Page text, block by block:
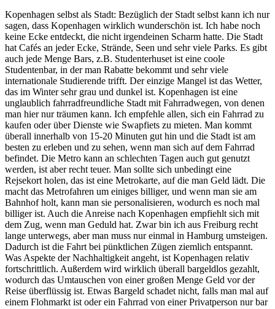
Kopenhagen selbst als Stadt: Bezüglich der Stadt selbst kann ich nur
sagen, dass Kopenhagen wirklich wunderschön ist. Ich habe noch
keine Ecke entdeckt, die nicht irgendeinen Scharm hatte. Die Stadt
hat Cafés an jeder Ecke, Strände, Seen und sehr viele Parks. Es gibt
auch jede Menge Bars, z.B. Studenterhuset ist eine coole
Studentenbar, in der man Rabatte bekommt und sehr viele
internationale Studierende trifft. Der einzige Mangel ist das Wetter,
das im Winter sehr grau und dunkel ist. Kopenhagen ist eine
unglaublich fahrradfreundliche Stadt mit Fahrradwegen, von denen
man hier nur träumen kann. Ich empfehle allen, sich ein Fahrrad zu
kaufen oder über Dienste wie Swapfiets zu mieten. Man kommt
überall innerhalb von 15-20 Minuten gut hin und die Stadt ist am
besten zu erleben und zu sehen, wenn man sich auf dem Fahrrad
befindet. Die Metro kann an schlechten Tagen auch gut genutzt
werden, ist aber recht teuer. Man sollte sich unbedingt eine
Rejsekort holen, das ist eine Metrokarte, auf die man Geld lädt. Die
macht das Metrofahren um einiges billiger, und wenn man sie am
Bahnhof holt, kann man sie personalisieren, wodurch es noch mal
billiger ist. Auch die Anreise nach Kopenhagen empfiehlt sich mit
dem Zug, wenn man Geduld hat. Zwar bin ich aus Freiburg recht
lange unterwegs, aber man muss nur einmal in Hamburg umsteigen.
Dadurch ist die Fahrt bei pünktlichen Zügen ziemlich entspannt.
Was Aspekte der Nachhaltigkeit angeht, ist Kopenhagen relativ
fortschrittlich. Außerdem wird wirklich überall bargeldlos gezahlt,
wodurch das Umtauschen von einer großen Menge Geld vor der
Reise überflüssig ist. Etwas Bargeld schadet nicht, falls man mal auf
einem Flohmarkt ist oder ein Fahrrad von einer Privatperson nur bar